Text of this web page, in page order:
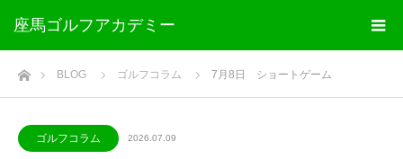
座馬ゴルフアカデミー
ホームBLOG ゴルフコラム 7月8日 ショートゲーム
ゴルフコラム 2026.07.09